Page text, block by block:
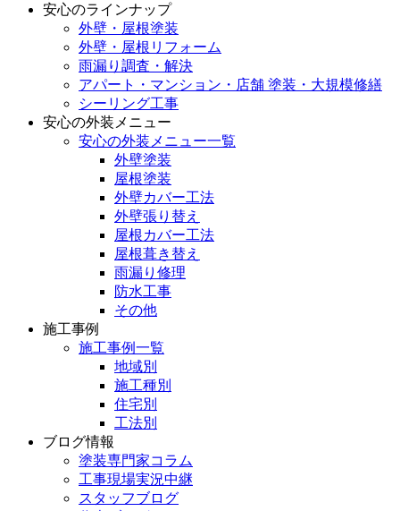
安心のラインナップ
外壁・屋根塗装
外壁・屋根リフォーム
雨漏り調査・解決
アパート・マンション・店舗 塗装・大規模修繕
シーリング工事
安心の外装メニュー
安心の外装メニュー一覧
外壁塗装
屋根塗装
外壁カバー工法
外壁張り替え
屋根カバー工法
屋根葺き替え
雨漏り修理
防水工事
その他
施工事例
施工事例一覧
地域別
施工種別
住宅別
工法別
ブログ情報
塗装専門家コラム
工事現場実況中継
スタッフブログ